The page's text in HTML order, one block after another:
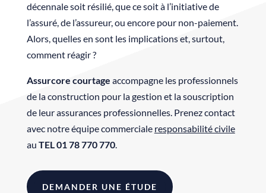
décennale soit résilié, que ce soit à l’initiative de
l’assuré, de l’assureur, ou encore pour non-paiement.
Alors, quelles en sont les implications et, surtout,
comment réagir ?
Assurcore courtage accompagne les professionnels
de la construction pour la gestion et la souscription
de leur assurances professionnelles. Prenez contact
avec notre équipe commerciale responsabilité civile
au TEL 01 78 770 770.
DEMANDER UNE ÉTUDE